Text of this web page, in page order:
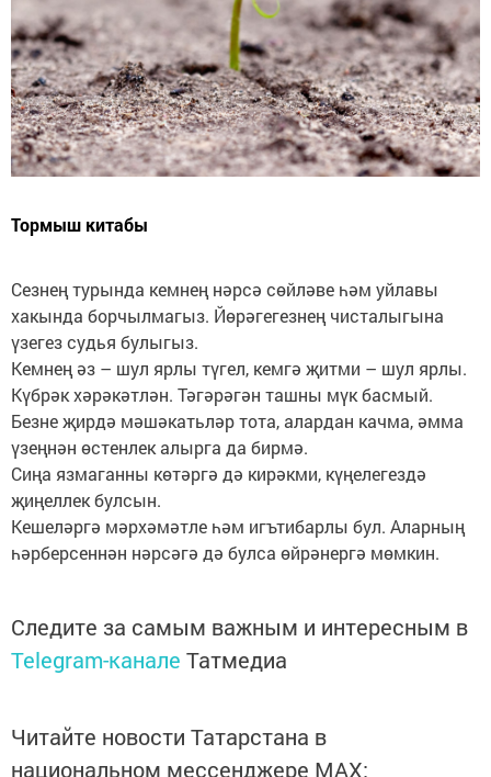
Тормыш китабы
Сезнең турында кемнең нәрсә сөйләве һәм уйлавы
хакында борчылмагыз. Йөрәгегезнең чисталыгына
үзегез судья булыгыз.
Кемнең әз – шул ярлы түгел, кемгә җитми – шул ярлы.
Күбрәк хәрәкәтлән. Тәгәрәгән ташны мүк басмый.
Безне җирдә мәшәкатьләр тота, алардан качма, әмма
үзеңнән өстенлек алырга да бирмә.
Сиңа язмаганны көтәргә дә кирәкми, күңелегездә
җиңеллек булсын.
Кешеләргә мәрхәмәтле һәм игътибарлы бул. Аларның
һәрберсеннән нәрсәгә дә булса өйрәнергә мөмкин.
Следите за самым важным и интересным в
Telegram-канале Татмедиа
Читайте новости Татарстана в
национальном мессенджере MАХ: